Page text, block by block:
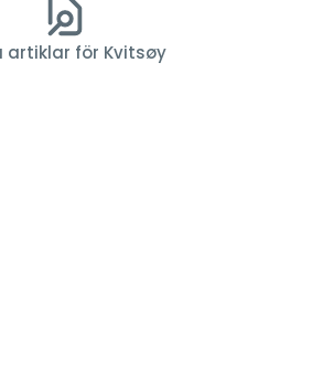
artiklar för Kvitsøy